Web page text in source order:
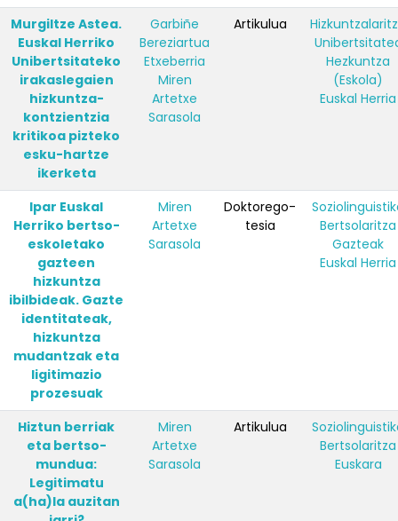
Murgiltze Astea.
Euskal Herriko
Unibertsitateko
irakaslegaien
hizkuntza-
kontzientzia
kritikoa pizteko
esku-hartze
ikerketa
Garbiñe
Bereziartua
Etxeberria
Miren
Artetxe
Sarasola
Artikulua
Hezkuntza
(Eskola)
Euskal Herria
Ipar Euskal
Herriko bertso-
eskoletako
gazteen
hizkuntza
ibilbideak. Gazte
identitateak,
hizkuntza
mudantzak eta
ligitimazio
prozesuak
Miren
Artetxe
Sarasola
Doktorego-
tesia
Bertsolaritza
Gazteak
Euskal Herria
Hiztun berriak
eta bertso-
mundua:
Legitimatu
a(ha)la auzitan
Miren
Artetxe
Sarasola
Artikulua
Bertsolaritza
Euskara